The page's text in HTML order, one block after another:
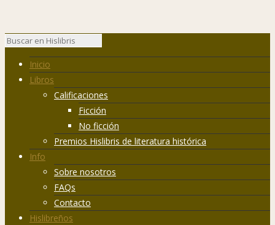
Inicio
Libros
Calificaciones
Ficción
No ficción
Premios Hislibris de literatura histórica
Info
Sobre nosotros
FAQs
Contacto
Hislibreños